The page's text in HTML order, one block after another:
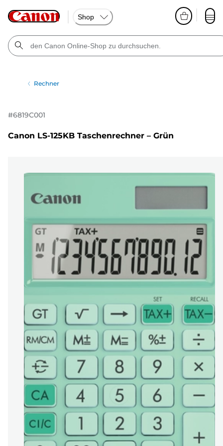
Shop
Rechner
#6819C001
Canon LS-125KB Taschenrechner – Grün